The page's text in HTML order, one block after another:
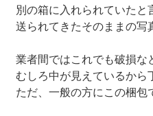
別の箱に入れられていたと
送られてきたそのままの写
業者間ではこれでも破損な
むしろ中が見えているから
ただ、一般の方にこの梱包